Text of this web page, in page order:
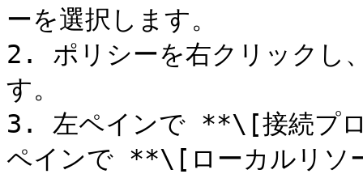
ーを選択します。
2. ポリシーを右クリック
す。
3. 左ペインで **\[接続プ
ペインで **\[ローカルリソ